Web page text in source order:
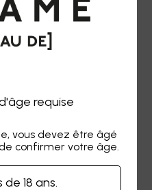
requise
vous devez être âgé
confirmer votre âge.
de 18 ans.
Mourvèdre
calcosols sur
par cépage en cuves
en cuves béton et en
2 mois avant la